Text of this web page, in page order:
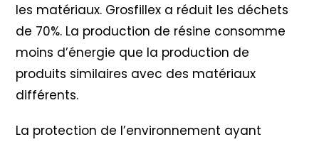
les matériaux. Grosfillex a réduit les déchets
de 70%. La production de résine consomme
moins d’énergie que la production de
produits similaires avec des matériaux
différents.
La protection de l’environnement ayant